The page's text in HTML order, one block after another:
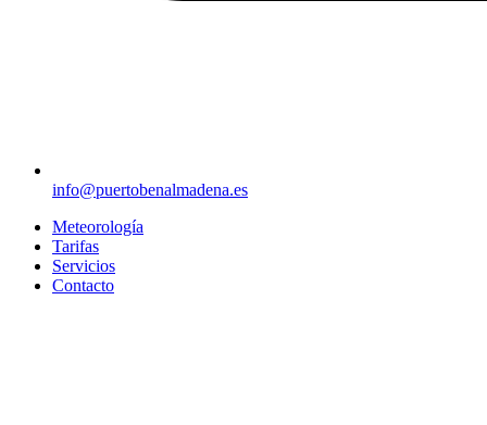
info@puertobenalmadena.es
Meteorología
Tarifas
Servicios
Contacto